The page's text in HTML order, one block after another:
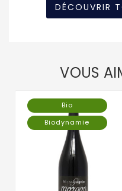
DÉCOUVRIR
VOUS
Bio
Biodynamie